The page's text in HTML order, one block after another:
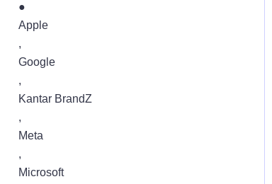
●
Apple
,
Google
,
Kantar BrandZ
,
Meta
,
Microsoft